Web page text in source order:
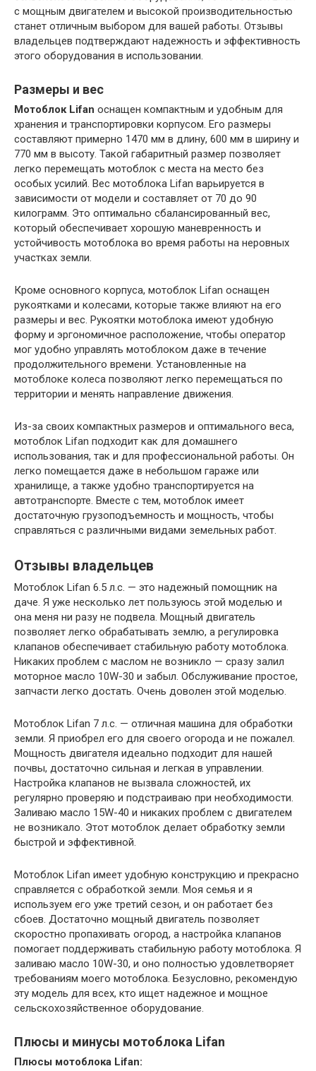
с мощным двигателем и высокой производительностью
станет отличным выбором для вашей работы. Отзывы
владельцев подтверждают надежность и эффективность
этого оборудования в использовании.
Размеры и вес
Мотоблок Lifan оснащен компактным и удобным для
хранения и транспортировки корпусом. Его размеры
составляют примерно 1470 мм в длину, 600 мм в ширину и
770 мм в высоту. Такой габаритный размер позволяет
легко перемещать мотоблок с места на место без
особых усилий. Вес мотоблока Lifan варьируется в
зависимости от модели и составляет от 70 до 90
килограмм. Это оптимально сбалансированный вес,
который обеспечивает хорошую маневренность и
устойчивость мотоблока во время работы на неровных
участках земли.
Кроме основного корпуса, мотоблок Lifan оснащен
рукоятками и колесами, которые также влияют на его
размеры и вес. Рукоятки мотоблока имеют удобную
форму и эргономичное расположение, чтобы оператор
мог удобно управлять мотоблоком даже в течение
продолжительного времени. Установленные на
мотоблоке колеса позволяют легко перемещаться по
территории и менять направление движения.
Из-за своих компактных размеров и оптимального веса,
мотоблок Lifan подходит как для домашнего
использования, так и для профессиональной работы. Он
легко помещается даже в небольшом гараже или
хранилище, а также удобно транспортируется на
автотранспорте. Вместе с тем, мотоблок имеет
достаточную грузоподъемность и мощность, чтобы
справляться с различными видами земельных работ.
Отзывы владельцев
Мотоблок Lifan 6.5 л.с. — это надежный помощник на
даче. Я уже несколько лет пользуюсь этой моделью и
она меня ни разу не подвела. Мощный двигатель
позволяет легко обрабатывать землю, а регулировка
клапанов обеспечивает стабильную работу мотоблока.
Никаких проблем с маслом не возникло — сразу залил
моторное масло 10W-30 и забыл. Обслуживание простое,
запчасти легко достать. Очень доволен этой моделью.
Мотоблок Lifan 7 л.с. — отличная машина для обработки
земли. Я приобрел его для своего огорода и не пожалел.
Мощность двигателя идеально подходит для нашей
почвы, достаточно сильная и легкая в управлении.
Настройка клапанов не вызвала сложностей, их
регулярно проверяю и подстраиваю при необходимости.
Заливаю масло 15W-40 и никаких проблем с двигателем
не возникало. Этот мотоблок делает обработку земли
быстрой и эффективной.
Мотоблок Lifan имеет удобную конструкцию и прекрасно
справляется с обработкой земли. Моя семья и я
используем его уже третий сезон, и он работает без
сбоев. Достаточно мощный двигатель позволяет
скоростно пропахивать огород, а настройка клапанов
помогает поддерживать стабильную работу мотоблока. Я
заливаю масло 10W-30, и оно полностью удовлетворяет
требованиям моего мотоблока. Безусловно, рекомендую
эту модель для всех, кто ищет надежное и мощное
сельскохозяйственное оборудование.
Плюсы и минусы мотоблока Lifan
Плюсы мотоблока Lifan: